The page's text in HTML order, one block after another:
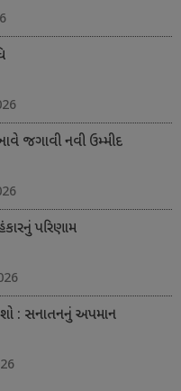
જગાવી નવી ઉમ્મીદ
પરિણામ
: સનાતનનું અપમાન